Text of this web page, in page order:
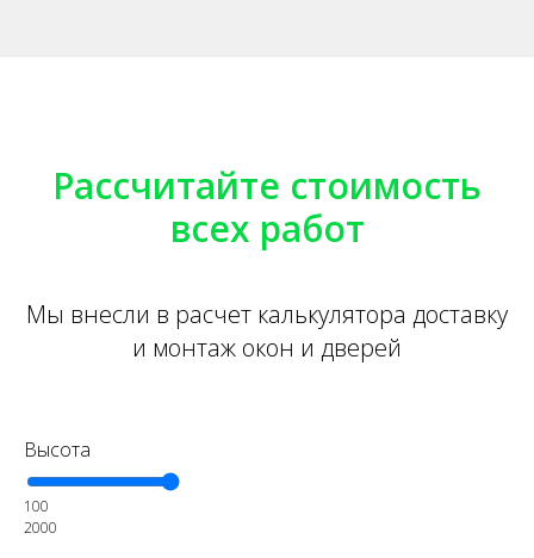
Рассчитайте стоимость
всех работ
Мы внесли в расчет калькулятора доставку
и монтаж окон и дверей
Высота
100
2000